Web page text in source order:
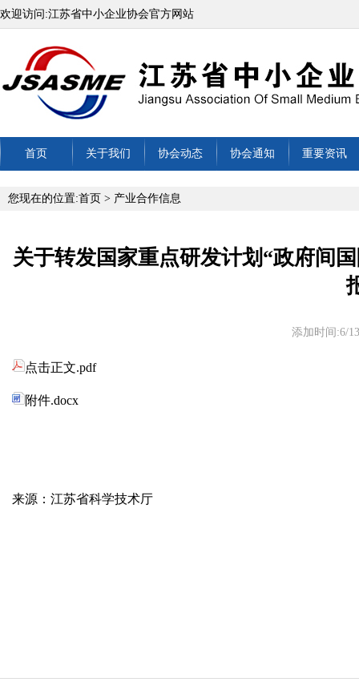
欢迎访问:江苏省中小企业协会官方网站
首页 关于我们 协会动态 协会通知 重要资讯
您现在的位置:首页 > 产业合作信息
关于转发国家重点研发计划“政府间
添加时间:6/
点击正文.pdf
附件.docx
来源：江苏省科学技术厅